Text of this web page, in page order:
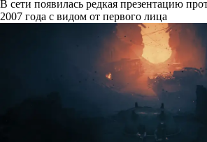
В сети появилась редкая презентацию
2007 года с видом от первого лица